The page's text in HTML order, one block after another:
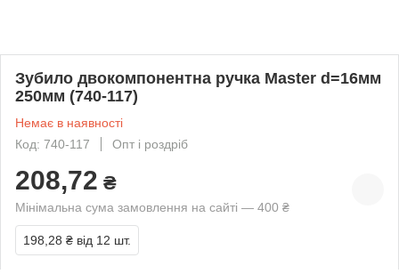
Зубило двокомпонентна ручка Master d=16мм
250мм (740-117)
Немає в наявності
Код: 740-117
Опт і роздріб
208,72 ₴
Мінімальна сума замовлення на сайті — 400 ₴
198,28 ₴ від 12 шт.